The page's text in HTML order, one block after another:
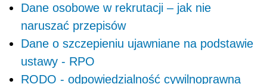
Dane osobowe w rekrutacji – jak nie
naruszać przepisów
Dane o szczepieniu ujawniane na podstawie
ustawy - RPO
RODO - odpowiedzialność cywilnoprawna